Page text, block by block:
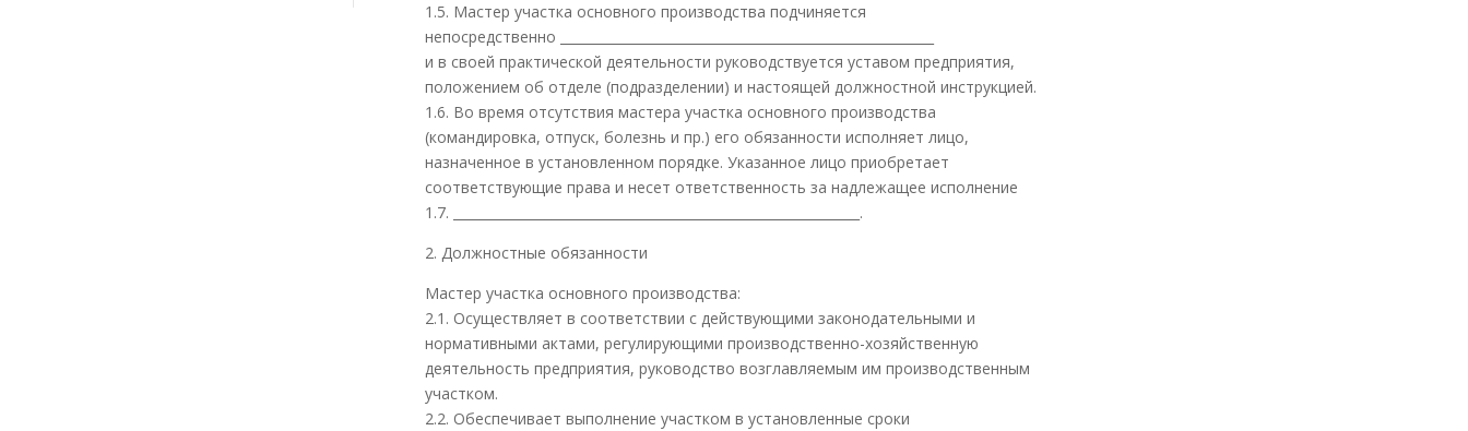
1.5. Мастер участка основного производства подчиняется
непосредственно _________________________________________________________
и в своей практической деятельности руководствуется уставом предприятия,
положением об отделе (подразделении) и настоящей должностной инструкцией.
1.6. Во время отсутствия мастера участка основного производства
(командировка, отпуск, болезнь и пр.) его обязанности исполняет лицо,
назначенное в установленном порядке. Указанное лицо приобретает
соответствующие права и несет ответственность за надлежащее исполнение
1.7. ______________________________________________________________.
2. Должностные обязанности
Мастер участка основного производства:
2.1. Осуществляет в соответствии с действующими законодательными и
нормативными актами, регулирующими производственно-хозяйственную
деятельность предприятия, руководство возглавляемым им производственным
участком.
2.2. Обеспечивает выполнение участком в установленные сроки